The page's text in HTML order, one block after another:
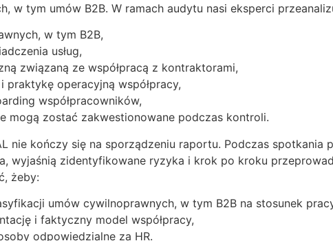
w tym umów B2B. W ramach audytu nasi eksperci
w tym B2B,
usług,
związaną ze współpracą z kontraktorami,
praktykę operacyjną współpracy,
współpracowników,
mogą zostać zakwestionowane podczas kontroli.
nie kończy się na sporządzeniu raportu. Podczas spotkania
wyjaśnią zidentyfikowane ryzyka i krok po kroku
żeby:
umów cywilnoprawnych, w tym B2B na stosunek
i faktyczny model współpracy,
odpowiedzialne za HR.